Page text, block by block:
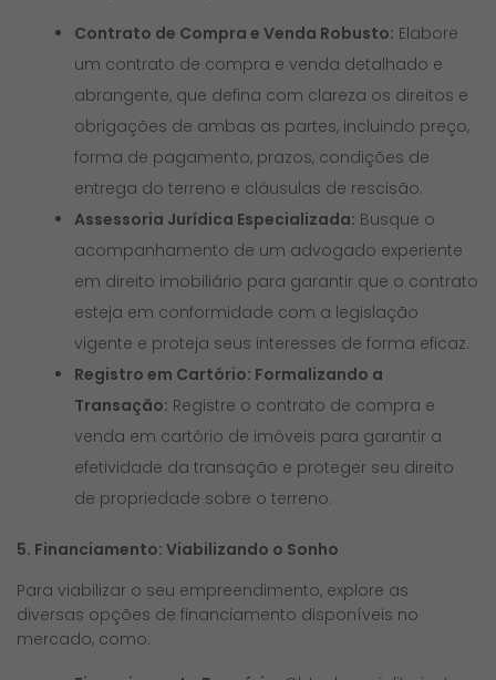
Contrato de Compra e Venda Robusto: Elabore
um contrato de compra e venda detalhado e
abrangente, que defina com clareza os direitos e
obrigações de ambas as partes, incluindo preço,
forma de pagamento, prazos, condições de
entrega do terreno e cláusulas de rescisão.
Assessoria Jurídica Especializada: Busque o
acompanhamento de um advogado experiente
em direito imobiliário para garantir que o contrato
esteja em conformidade com a legislação
vigente e proteja seus interesses de forma eficaz.
Registro em Cartório: Formalizando a
Transação: Registre o contrato de compra e
venda em cartório de imóveis para garantir a
efetividade da transação e proteger seu direito
de propriedade sobre o terreno.
5. Financiamento: Viabilizando o Sonho
Para viabilizar o seu empreendimento, explore as
diversas opções de financiamento disponíveis no
mercado, como: